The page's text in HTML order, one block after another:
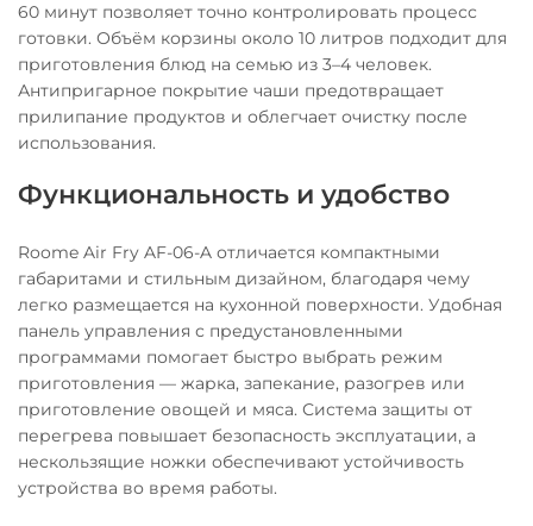
60 минут позволяет точно контролировать процесс
готовки. Объём корзины около 10 литров подходит для
приготовления блюд на семью из 3–4 человек.
Антипригарное покрытие чаши предотвращает
прилипание продуктов и облегчает очистку после
использования.
Функциональность и удобство
Roome Air Fry AF-06-A отличается компактными
габаритами и стильным дизайном, благодаря чему
легко размещается на кухонной поверхности. Удобная
панель управления с предустановленными
программами помогает быстро выбрать режим
приготовления — жарка, запекание, разогрев или
приготовление овощей и мяса. Система защиты от
перегрева повышает безопасность эксплуатации, а
нескользящие ножки обеспечивают устойчивость
устройства во время работы.